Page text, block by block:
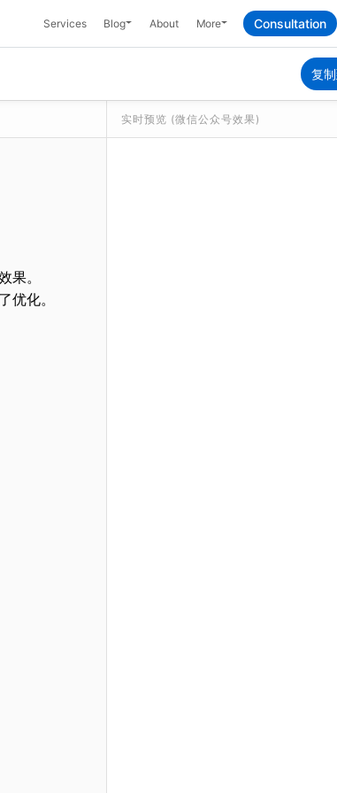
Services BlogToggle Dropdown
About MoreToggle Dropdown
Consultation
复
实时预览 (微信公众号效果)